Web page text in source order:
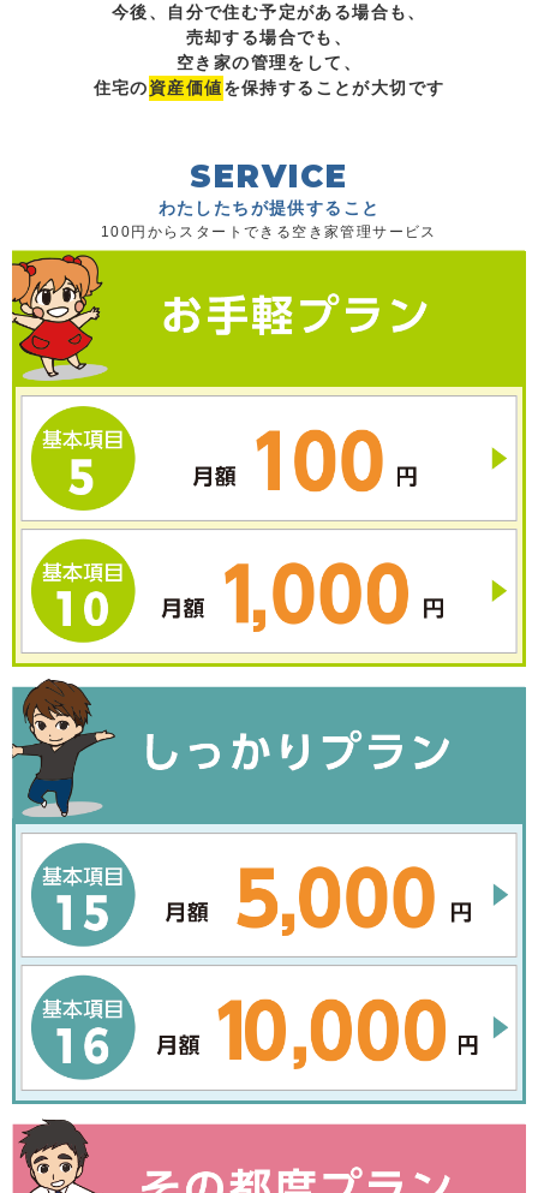
今後、自分で住む予定がある場合も、
売却する場合でも、
空き家の管理をして、
住宅の資産価値を保持することが大切です
SERVICE
わたしたちが提供すること
100円からスタートできる空き家管理サービス